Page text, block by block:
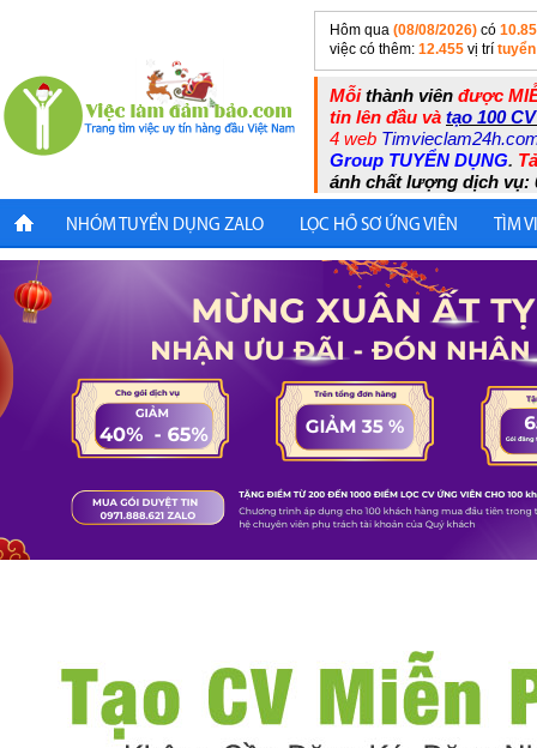
Hôm qua (08/08/2026) có
việc có thêm: 12.455 vị trí
Mỗithành viên được
tin lên đầu và tạo 100
4 web
Group TUYỂN DỤNG.
ánh chất lượng dịch vụ:
NHÓM TUYỂN DỤNG ZALO LỌC HỒ SƠ ỨNG VIÊN TÌM